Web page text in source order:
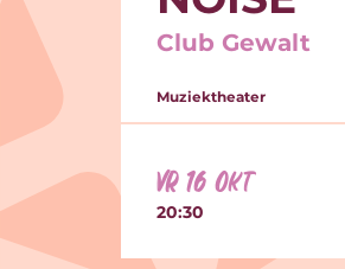
Club Gewalt
Muziektheater
vr 16 okt
20:30